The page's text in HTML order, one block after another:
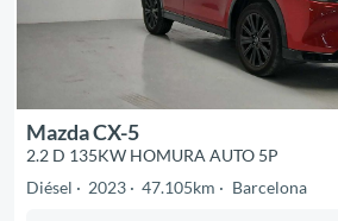
Mazda CX-5
2.2 D 135KW HOMURA AUTO 5P
Diésel
2023 47.105km Barcelona